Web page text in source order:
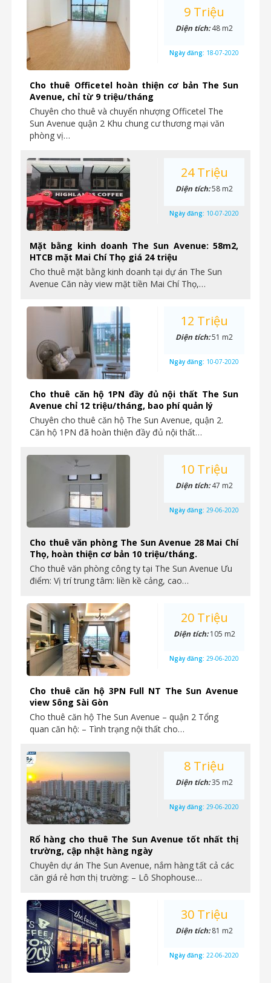
Cho thuê Officetel hoàn thiện cơ bản The Sun
Avenue, chỉ từ 9 triệu/tháng
Chuyên cho thuê và chuyển nhượng Officetel The
Sun Avenue quận 2 Khu chung cư thương mại văn
phòng vị…
9 Triệu
Diện tích:48 m2
Ngày đăng: 18-07-2020
Mặt bằng kinh doanh The Sun Avenue: 58m2,
HTCB mặt Mai Chí Thọ giá 24 triệu
Cho thuê mặt bằng kinh doanh tại dự án The Sun
Avenue Căn này view mặt tiền Mai Chí Thọ,…
24 Triệu
Diện tích:58 m2
Ngày đăng: 10-07-2020
Cho thuê căn hộ 1PN đầy đủ nội thất The Sun
Avenue chỉ 12 triệu/tháng, bao phí quản lý
Chuyên cho thuê căn hộ The Sun Avenue, quận 2.
Căn hộ 1PN đã hoàn thiện đầy đủ nội thất…
12 Triệu
Diện tích:51 m2
Ngày đăng: 10-07-2020
Cho thuê văn phòng The Sun Avenue 28 Mai Chí
Thọ, hoàn thiện cơ bản 10 triệu/tháng.
Cho thuê văn phòng công ty tại The Sun Avenue Ưu
điểm: Vị trí trung tâm: liền kề cảng, cao…
10 Triệu
Diện tích:47 m2
Ngày đăng: 29-06-2020
Cho thuê căn hộ 3PN Full NT The Sun Avenue
view Sông Sài Gòn
Cho thuê căn hộ The Sun Avenue – quận 2 Tổng
quan căn hộ: – Tình trạng nội thất cho…
20 Triệu
Diện tích:105 m2
Ngày đăng: 29-06-2020
Rổ hàng cho thuê The Sun Avenue tốt nhất thị
trường, cập nhật hàng ngày
Chuyên dự án The Sun Avenue, nắm hàng tất cả các
căn giá rẻ hơn thị trường: – Lô Shophouse…
8 Triệu
Diện tích:35 m2
Ngày đăng: 29-06-2020
30 Triệu
Diện tích:81 m2
Ngày đăng: 22-06-2020